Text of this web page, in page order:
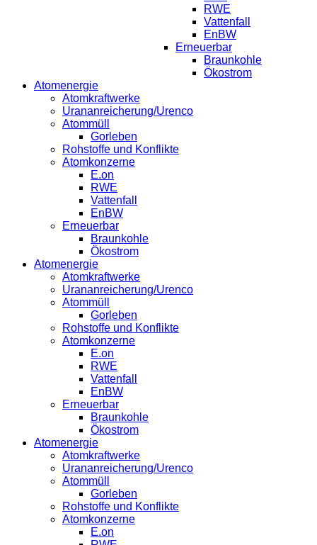
RWE
Vattenfall
EnBW
Erneuerbar
Braunkohle
Ökostrom
Atomenergie
Atomkraftwerke
Urananreicherung/Urenco
Atommüll
Gorleben
Rohstoffe und Konflikte
Atomkonzerne
E.on
RWE
Vattenfall
EnBW
Erneuerbar
Braunkohle
Ökostrom
Atomenergie
Atomkraftwerke
Urananreicherung/Urenco
Atommüll
Gorleben
Rohstoffe und Konflikte
Atomkonzerne
E.on
RWE
Vattenfall
EnBW
Erneuerbar
Braunkohle
Ökostrom
Atomenergie
Atomkraftwerke
Urananreicherung/Urenco
Atommüll
Gorleben
Rohstoffe und Konflikte
Atomkonzerne
E.on